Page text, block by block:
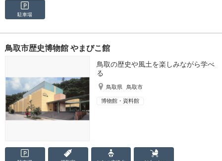
駐車場
鳥取市歴史博物館 やまびこ館
鳥取の歴史や風土を楽しみながら学べ
る
鳥取県 鳥取市
博物館・資料館